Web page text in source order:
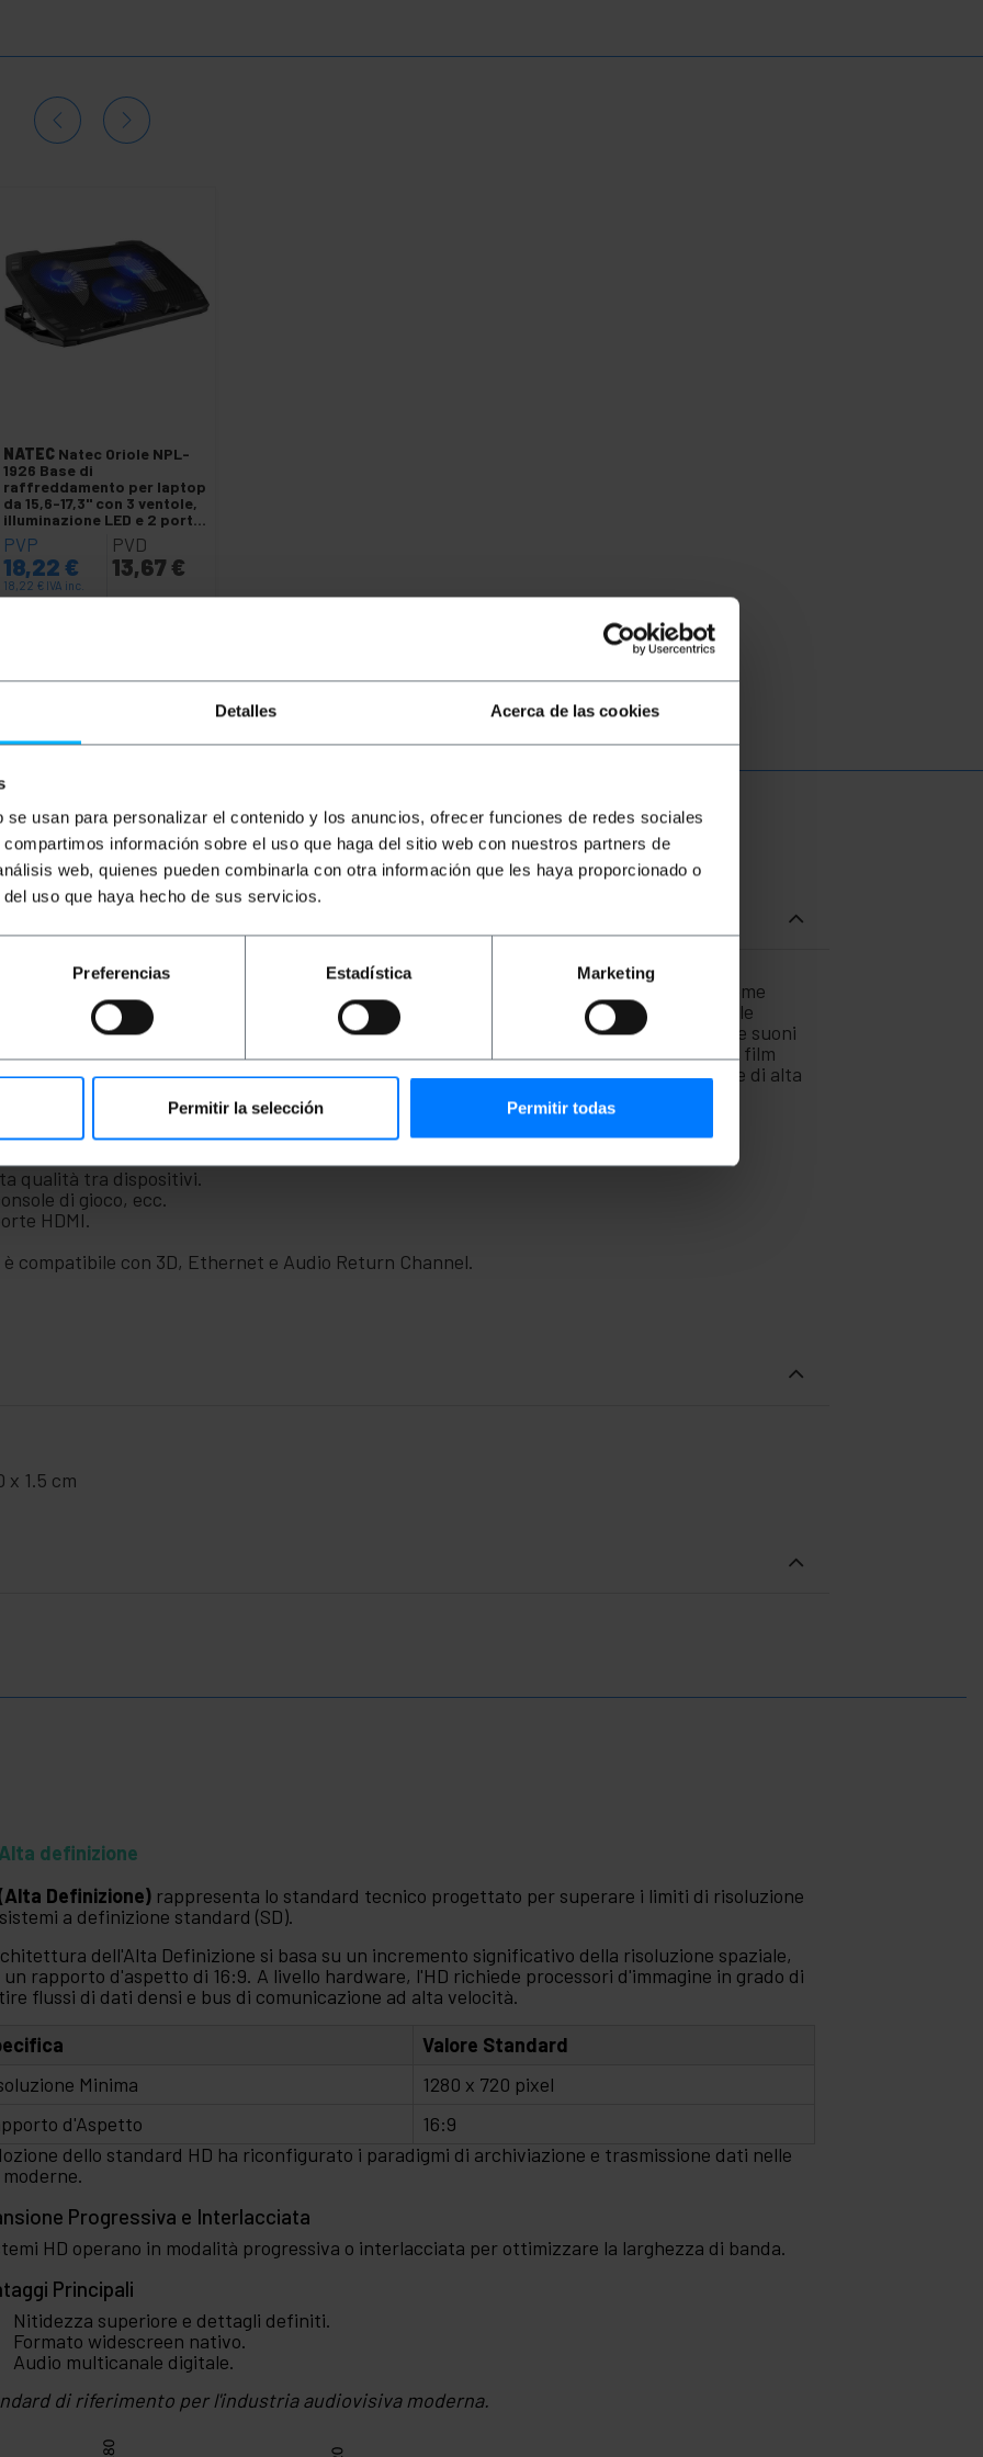
Detalles Acerca de las cookies
usan para personalizar el contenido y los anuncios, ofrecer funciones de redes sociales
información sobre el uso que haga del sitio web con nuestros partners de
web, quienes pueden combinarla con otra información que les haya proporcionado o
uso que haya hecho de sus servicios.
Preferencias Estadística Marketing
Permitir la selección Permitir todas
NATEC Natec Oriole NPL-
1926 Base di
raffreddamento per laptop
da 15,6-17,3" con 3 ventole,
illuminazione LED e 2 porte
USB
PVP
18,22 €
18,22 € IVA inc.
PVD
13,67 €
è la soluzione ideale per lo streaming audio e video tra dispositivi multimediali come
console di gioco e altro ancora. Grazie ai due connettori di alta qualità è possibile
con HDMI v.2.0 High Speed con Ethernet. Il cavo offre una trasmissione di immagini e suoni
Questa soluzione di cablaggio è ideale per l'uso in interni per guardare le tue serie TV e film
impegnativi o per lavorare su progetti importanti, offrendo trasmissioni ininterrotte e di alta
Prodotto da Lanberg con riferimento CA-HDMI-21CU-0005-BK.
da HDMI maschio a HDMI maschio 2.0 0,5 m nero.
qualità tra dispositivi.
di gioco, ecc.
HDMI.
compatibile con 3D, Ethernet e Audio Return Channel.
x 1.5 cm
definizione
Definizione) rappresenta lo standard tecnico progettato per superare i limiti di risoluzione
a definizione standard (SD).
dell'Alta Definizione si basa su un incremento significativo della risoluzione spaziale,
un rapporto d'aspetto di 16:9. A livello hardware, l'HD richiede processori d'immagine in grado di
flussi di dati densi e bus di comunicazione ad alta velocità.
Valore Standard
Minima
1280 x 720 pixel
d'Aspetto
16:9
dello standard HD ha riconfigurato i paradigmi di archiviazione e trasmissione dati nelle
Progressiva e Interlacciata
HD operano in modalità progressiva o interlacciata per ottimizzare la larghezza di banda.
Principali
Nitidezza superiore e dettagli definiti.
Formato widescreen nativo.
Audio multicanale digitale.
di riferimento per l'industria audiovisiva moderna.